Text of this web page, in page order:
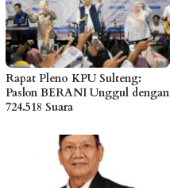
Rapat Pleno KPU Sulteng:
Paslon BERANI Unggul dengan
724.518 Suara